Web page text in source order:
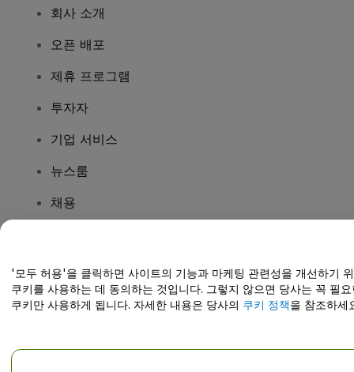
회사 소개
오픈 배포
제휴 프로그램
투자자
기업 서비스
뉴스룸
채용
도움말 센터 / 문의하기
'모두 허용'을 클릭하면 사이트의 기능과 마케팅 관련성을 개선하기
쿠키를 사용하는 데 동의하는 것입니다. 그렇지 않으면 당사는 꼭 필요
쿠키만 사용하게 됩니다. 자세한 내용은 당사의 쿠키 정책을 참조하세